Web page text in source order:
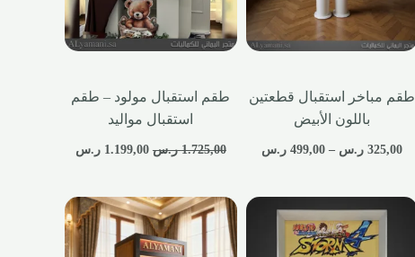
طقم مباخر استقبال قطعتين
باللون الأبيض
325,00 ر.س –
499,00 ر.س
طقم استقبال مولود – طقم
استقبال مواليد
1.725,00 ر.س 1.199,00 ر.س